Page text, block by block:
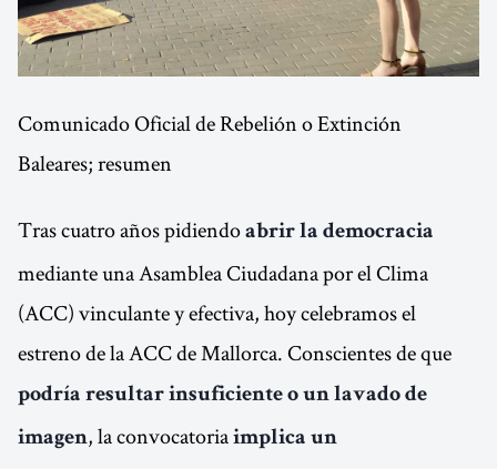
Comunicado Oficial de Rebelión o Extinción
Baleares; resumen
Tras cuatro años pidiendo abrir la democracia
mediante una Asamblea Ciudadana por el Clima
(ACC) vinculante y efectiva, hoy celebramos el
estreno de la ACC de Mallorca. Conscientes de que
podría resultar insuficiente o un lavado de
imagen, la convocatoria implica un